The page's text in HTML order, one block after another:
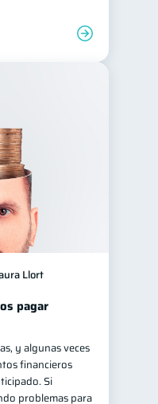
Llort
pagar
y algunas veces
financieros
Si
problemas para